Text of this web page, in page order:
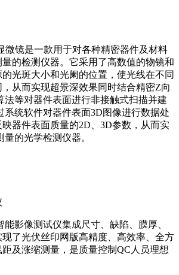
微镜是一款用于对各种精密器件及材料
的检测仪器。它采用了高数值的物镜和
光斑大小和光阑的位置，使光线在不同
从而实现超景深效果同时结合精密Z向
法等对器件表面进行非接触式扫描并建
系统软件对器件表面3D图像进行数据处
器件表面质量的2D、3D参数，从而实
的光学检测仪器。
能影像测试仪集成尺寸、缺陷、膜厚、
了光伏丝印网版高精度、高效率、全方
及涨缩测量，是质量控制QC人员理想